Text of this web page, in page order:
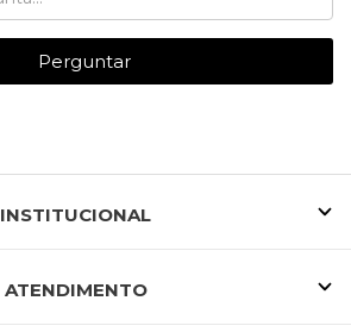
Perguntar
INSTITUCIONAL
ATENDIMENTO